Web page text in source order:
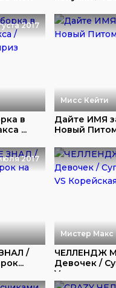
2017
в
...
Мисс Кейти
Дайте ИМЯ
Новый
2017
/
Мистер Макс
ЧЕЛЛЕНДЖ
Девочек /
V...